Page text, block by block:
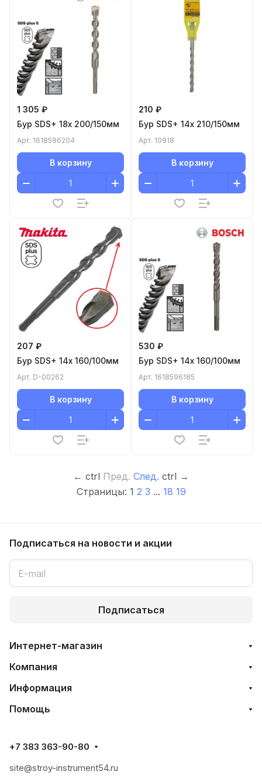
1 305 ₽
Бур SDS+ 18x 200/150мм
Арт. 1618596204
В корзину
210 ₽
Бур SDS+ 14x 210/150мм
Арт. 10918
В корзину
207 ₽
Бур SDS+ 14x 160/100мм
Арт. D-00262
В корзину
530 ₽
Бур SDS+ 14x 160/100мм
Арт. 1618596185
В корзину
← ctrl Пред. След. ctrl →
Страницы: 1 2 3 ... 18 19
Подписаться на новости и акции
Подписаться
Интернет-магазин
Компания
Информация
Помощь
+7 383 363-90-80
site@stroy-instrument54.ru